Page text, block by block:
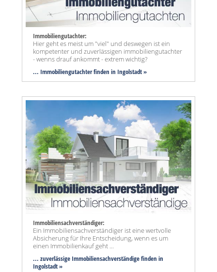
Immobiliengutachter:
Hier geht es meist um "viel" und deswegen ist ein
kompetenter und zuverlässigen immobiliengutachter
- wenns drauf ankommt - extrem wichtig?
... Immobiliengutachter finden in Ingolstadt »
Immobiliensachverständiger:
Ein Immobiliensachverständiger ist eine wertvolle
Absicherung für Ihre Entscheidung, wenn es um
einen Immobilienkauf geht ...
... zuverlässige Immobiliensachverständige finden in
Ingolstadt »